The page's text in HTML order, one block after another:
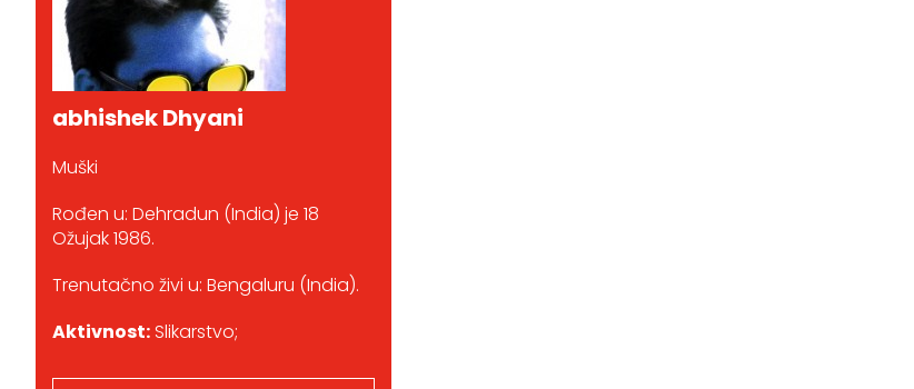
abhishek Dhyani
Muški
Rođen u: Dehradun (India) je 18
Ožujak 1986.
Trenutačno živi u: Bengaluru (India).
Aktivnost: Slikarstvo;